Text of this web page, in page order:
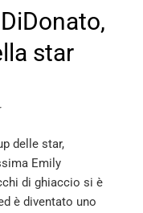
star
delle star,
Emily
di ghiaccio si è
è diventato uno